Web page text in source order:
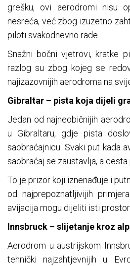
grešku, ovi aerodromi nisu
nesreća, već zbog izuzetno
piloti svakodnevno rade.
Snažni bočni vjetrovi, kratke
razlog su zbog kojeg se
najizazovnijih aerodroma na
Gibraltar – pista koja dijeli
Jedan od najneobičnijih
u Gibraltaru, gdje pista
saobraćajnicu. Svaki put kada
saobraćaj se zaustavlja, a
To je prizor koji iznenađuje i
od najprepoznatljivijih
avijacija mogu dijeliti isti prostor.
Innsbruck – slijetanje kroz
Aerodrom u austrijskom
tehnički najzahtjevnijih u